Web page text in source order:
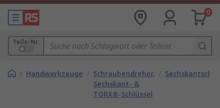
0
Teile-Nr.
/ Handwerkzeuge / Schraubendreher,
Sechskant- &
TORX®-Schlüssel
/